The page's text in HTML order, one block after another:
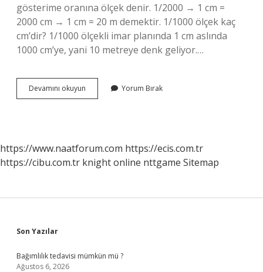
gösterime oranına ölçek denir. 1/2000 → 1 cm =
2000 cm → 1 cm = 20 m demektir. 1/1000 ölçek kaç
cm’dir? 1/1000 ölçekli imar planında 1 cm aslında
1000 cm’ye, yani 10 metreye denk geliyor.…
Devamını okuyun Haritada
Ölçek
Yorum Bırak
https://www.naatforum.com https://ecis.com.tr
https://cibu.com.tr knight online nttgame Sitemap
Sidebar
Son Yazılar
Bağımlılık tedavisi mümkün mü ?
Ağustos 6, 2026